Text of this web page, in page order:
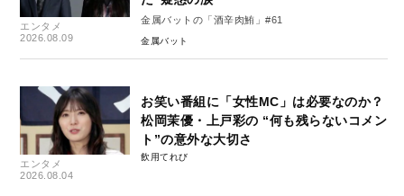
エンタメ
2026.08.09
金属バットの「酒辛肉鮪」#61
金属バット
エンタメ
2026.08.04
お笑い番組に「女性MC」は必要なのか？
松岡茉優・上戸彩の “何も残らないコメン
ト”の意外な大切さ
飲用てれび